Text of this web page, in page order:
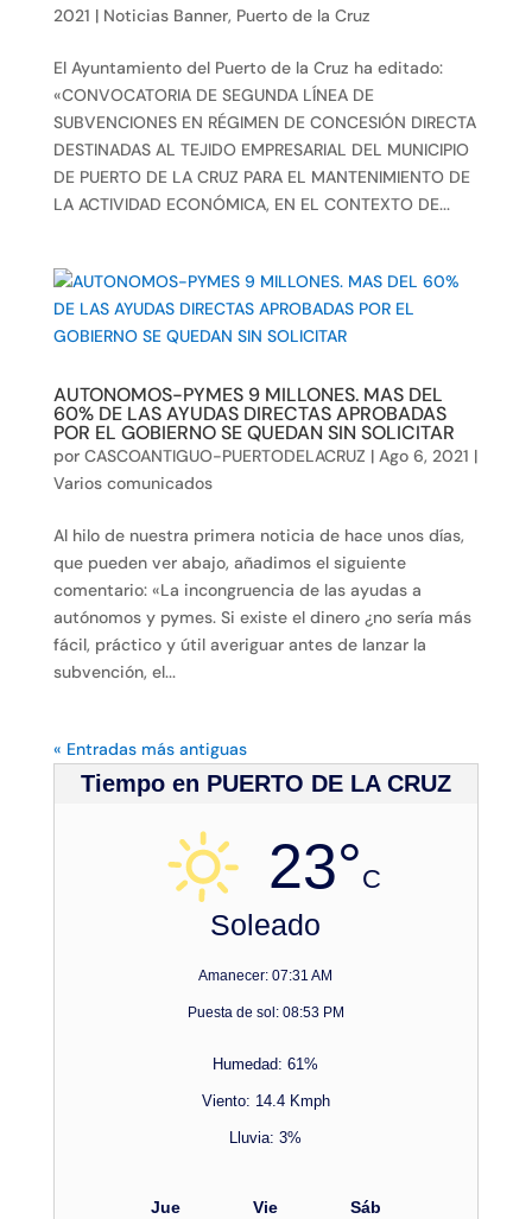
2021 | Noticias Banner, Puerto de la Cruz
El Ayuntamiento del Puerto de la Cruz ha editado:
«CONVOCATORIA DE SEGUNDA LÍNEA DE
SUBVENCIONES EN RÉGIMEN DE CONCESIÓN DIRECTA
DESTINADAS AL TEJIDO EMPRESARIAL DEL MUNICIPIO
DE PUERTO DE LA CRUZ PARA EL MANTENIMIENTO DE
LA ACTIVIDAD ECONÓMICA, EN EL CONTEXTO DE...
AUTONOMOS-PYMES 9 MILLONES. MAS DEL
60% DE LAS AYUDAS DIRECTAS APROBADAS
POR EL GOBIERNO SE QUEDAN SIN SOLICITAR
por CASCOANTIGUO-PUERTODELACRUZ | Ago 6, 2021 |
Varios comunicados
Al hilo de nuestra primera noticia de hace unos días,
que pueden ver abajo, añadimos el siguiente
comentario: «La incongruencia de las ayudas a
autónomos y pymes. Si existe el dinero ¿no sería más
fácil, práctico y útil averiguar antes de lanzar la
subvención, el...
« Entradas más antiguas
Tiempo en PUERTO DE LA CRUZ
23°C
Soleado
Amanecer: 07:31 AM
Puesta de sol: 08:53 PM
Humedad: 61%
Viento: 14.4 Kmph
Lluvia: 3%
Jue Vie Sáb